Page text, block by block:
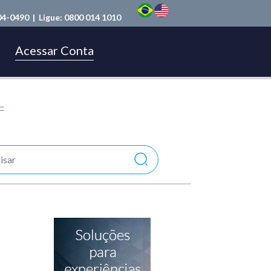
0490 | Ligue: 0800 014 1010
Acessar Conta